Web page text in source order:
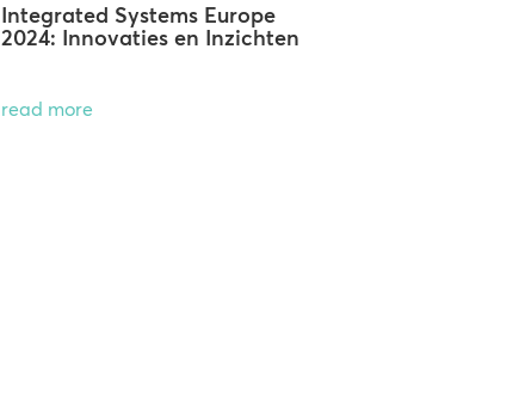
Integrated Systems Europe
2024: Innovaties en Inzichten
read more